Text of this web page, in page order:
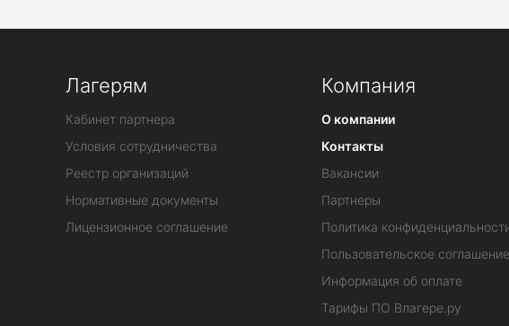
Лагерям
Кабинет партнера
Условия сотрудничества
Реестр организаций
Нормативные документы
Лицензионное соглашение
Компания
О компании
Контакты
Вакансии
Партнеры
Политика
Пользовательское соглашение
Информация об оплате
Тарифы ПО Влагере.ру